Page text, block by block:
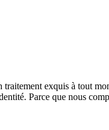
exquis à tout
Parce que nous